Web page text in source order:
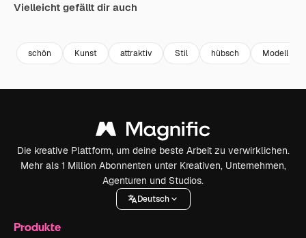
Vielleicht gefällt dir auch
schön Kunst attraktiv Stil hübsch Modell
Die kreative Plattform, um deine beste Arbeit zu verwirklichen.
Mehr als 1 Million Abonnenten unter Kreativen, Unternehmen,
Agenturen und Studios.
Deutsch
Produkte